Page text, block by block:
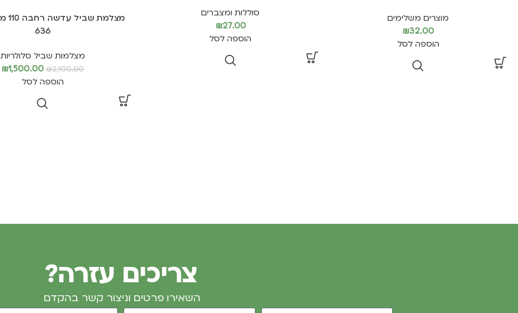
מוצרים משלימים
₪32.00
הוספה לסל
סוללות ומצברים
₪27.00
הוספה לסל
636
מצלמות שביל סלולריות
₪2,100.00
₪1,500.00
הוספה לסל
צריכים עזרה?
השאירו פרטים וניצור קשר בהקדם